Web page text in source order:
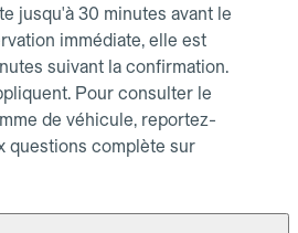
jusqu'à 30 minutes avant le
immédiate, elle est
suivant la confirmation.
Pour consulter le
de véhicule, reportez-
questions complète sur